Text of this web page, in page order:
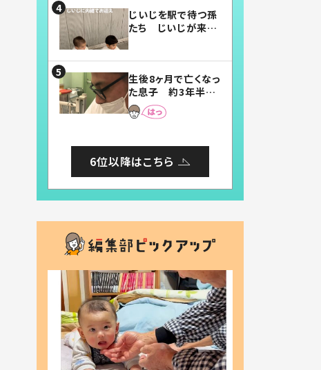
じいじを駅で待つ孫
たち じいじが来た
まらない」「幸せにな
れる」
生後8ヶ月で亡くなっ
た息子 約3年半
後、当時の妻の日記
に書いてあった本音
6位以降はこちら